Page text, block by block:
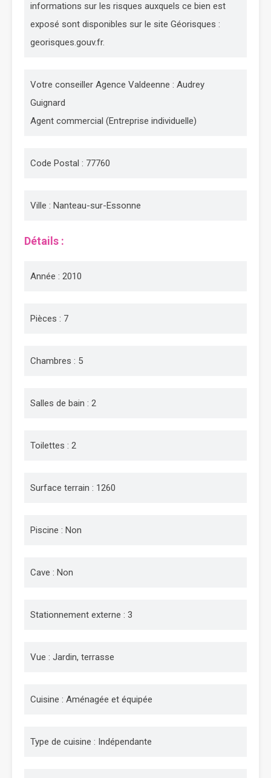
informations sur les risques auxquels ce bien est
exposé sont disponibles sur le site Géorisques :
georisques.gouv.fr.
Votre conseiller Agence Valdeenne : Audrey
Guignard
Agent commercial (Entreprise individuelle)
Code Postal : 77760
Ville : Nanteau-sur-Essonne
Détails :
Année : 2010
Pièces : 7
Chambres : 5
Salles de bain : 2
Toilettes : 2
Surface terrain : 1260
Piscine : Non
Cave : Non
Stationnement externe : 3
Vue : Jardin, terrasse
Cuisine : Aménagée et équipée
Type de cuisine : Indépendante